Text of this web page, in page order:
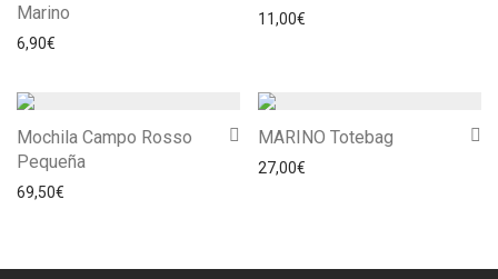
Marino
6,90€
11,00€
Mochila Campo Rosso
Pequeña
69,50€
MARINO Totebag
27,00€